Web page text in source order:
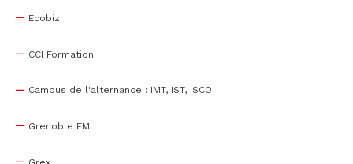
Ecobiz
CCI Formation
Campus de l'alternance : IMT, IST, ISCO
Grenoble EM